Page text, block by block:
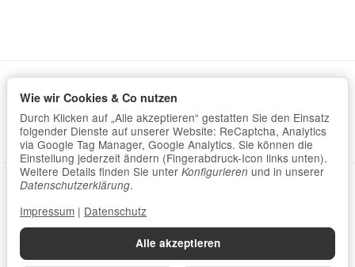
Informationen
Gesetzliche Informationen
Datenschutzerklärung
Vertrag widerrufen
*Alle Preise inkl. gesetzlicher USt., zzgl.Versand
Alle akzeptieren
Wie wir Cookies & Co nutzen
Durch Klicken auf „Alle akzeptieren“ gestatten Sie den Einsatz
folgender Dienste auf unserer Website: ReCaptcha, Analytics
via Google Tag Manager, Google Analytics. Sie können die
Einstellung jederzeit ändern (Fingerabdruck-Icon links unten).
Weitere Details finden Sie unter Konfigurieren und in unserer
Datenschutzerklärung.
Impressum | Datenschutz